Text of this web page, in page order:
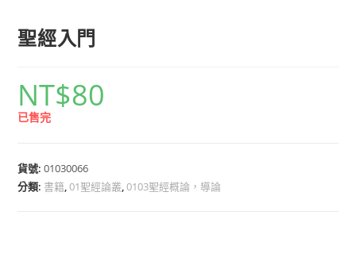
聖經入門
NT$80
已售完
貨號:01030066
分類: 書籍,01聖經論叢,0103聖經概論，導論